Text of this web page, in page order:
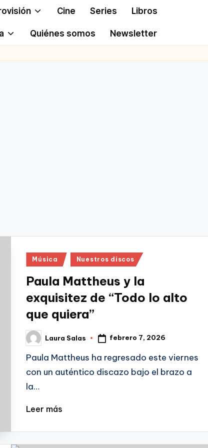
Cine Series Libros
Quiénes somos Newsletter
Publicado
Música Nuestros discos
Paula Mattheus y la
exquisitez de “Todo lo alto
que quiera”
Publicado
por
Laura Salas febrero 7, 2026
Paula Mattheus ha regresado este viernes
con un auténtico discazo bajo el brazo a
la…
Leer más